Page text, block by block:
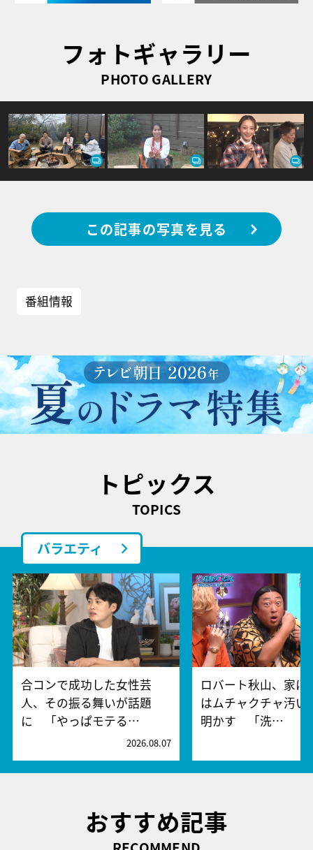
フォトギャラリー
PHOTO GALLERY
この記事の写真を見る
番組情報
トピックス
TOPICS
バラエティ
合コンで成功した女性芸
人、その振る舞いが話題
に 「やっぱモテる…
2026.08.07
ロバート秋山、家に
はムチャクチャ汚い
明かす 「洗…
おすすめ記事